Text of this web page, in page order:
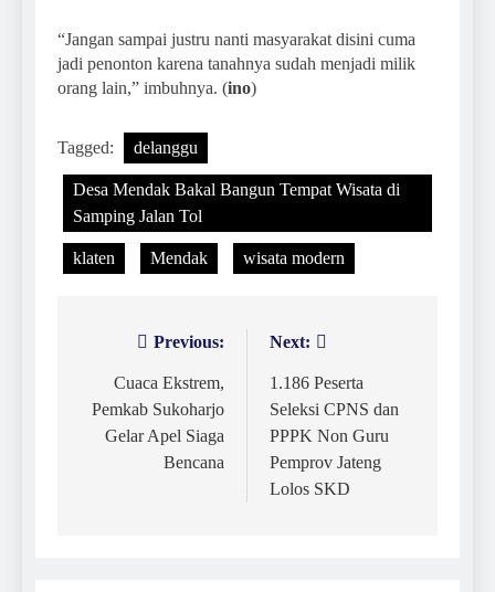
“Jangan sampai justru nanti masyarakat disini cuma
jadi penonton karena tanahnya sudah menjadi milik
orang lain,” imbuhnya. (ino)
Tagged: delanggu
Desa Mendak Bakal Bangun Tempat Wisata di
Samping Jalan Tol
klaten Mendak wisata modern
Navigasi
pos
Previous:
Cuaca Ekstrem,
Pemkab Sukoharjo
Gelar Apel Siaga
Bencana
Next:
1.186 Peserta
Seleksi CPNS dan
PPPK Non Guru
Pemprov Jateng
Lolos SKD